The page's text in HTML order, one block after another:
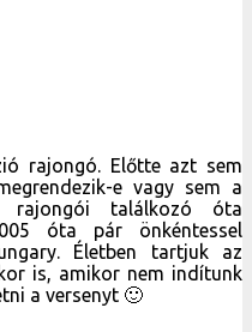
rajongó. Előtte azt sem
e vagy sem a
rajongói találkozó óta
óta pár önkéntessel
Életben tartjuk az
is, amikor nem indítunk
a versenyt 🙂